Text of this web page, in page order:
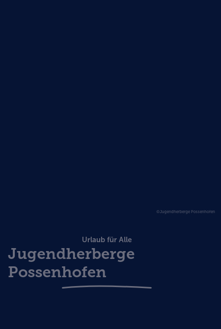
©Jugendherberge Possenhofen
Urlaub für Alle
Jugendherberge
Possenhofen